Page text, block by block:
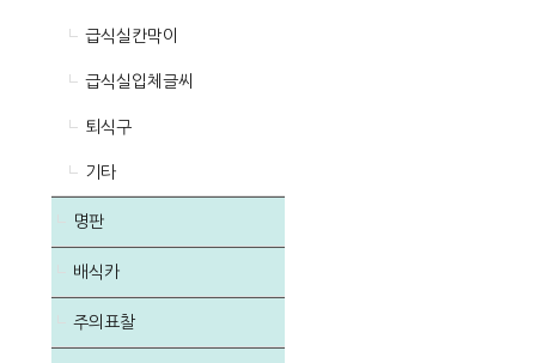
급식실칸막이
급식실입체글씨
퇴식구
기타
명판
배식카
주의표찰